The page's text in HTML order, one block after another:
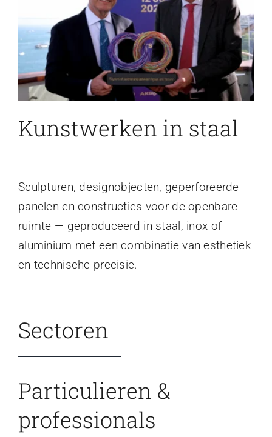
Kunstwerken in staal
Sculpturen, designobjecten, geperforeerde
panelen en constructies voor de openbare
ruimte — geproduceerd in staal, inox of
aluminium met een combinatie van esthetiek
en technische precisie.
Sectoren
Particulieren &
professionals